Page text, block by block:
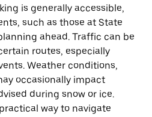
is generally accessible,
such as those at State
ahead. Traffic can be
routes, especially
Weather conditions,
occasionally impact
during snow or ice.
way to navigate